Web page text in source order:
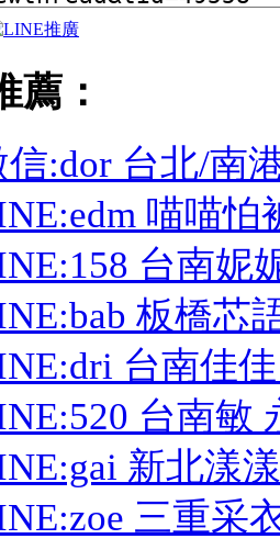
薦：
信:dor 台北/南
喵喵怕
台南妮
板橋芯
台南佳
台南敏
新北漾
三重采